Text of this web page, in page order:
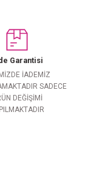
Garantisi
İADEMİZ
SADECE
DEĞİŞİMİ